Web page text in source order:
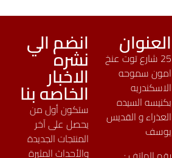
العنوان
25 شارع توت عنخ
امون سموحه
الاسكندريه
بكنيسه السيده
العذراء و القديس
يوسف
انضم الي
نشره
الاخبار
الخاصه بنا
ستكون أول من
يحصل على آخر
المنتجات الجديدة
والأحداث المثيرة